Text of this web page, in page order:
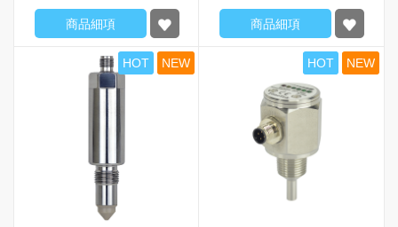
商品細項 商品細項
HOT NEW HOT NEW